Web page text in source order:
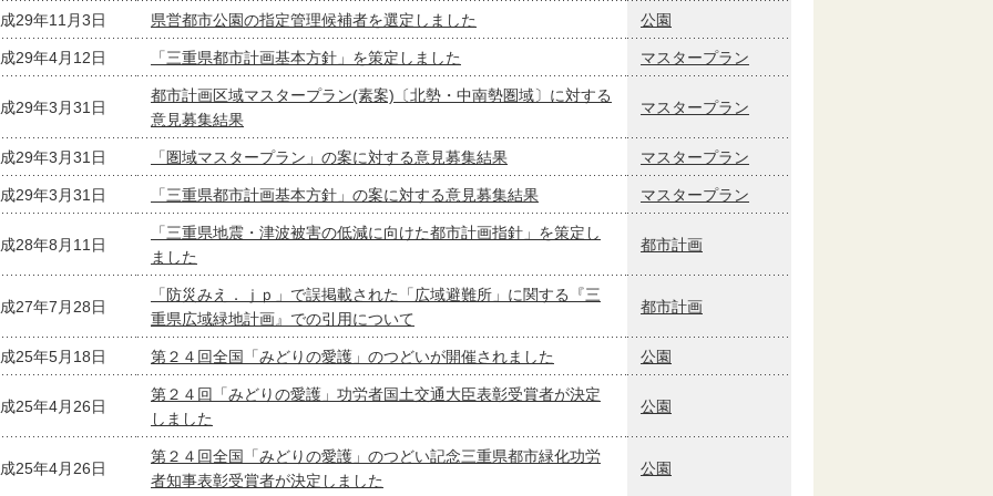
29年11月3日 県営都市公園の指定管理候補者を選定しました 公園
29年4月12日 「三重県都市計画基本方針」を策定しました マスタープラン
29年3月31日
都市計画区域マスタープラン(素案)〔北勢・中南勢圏域〕に対する
意見募集結果
マスタープラン
29年3月31日 「圏域マスタープラン」の案に対する意見募集結果 マスタープラン
29年3月31日 「三重県都市計画基本方針」の案に対する意見募集結果 マスタープラン
28年8月11日
「三重県地震・津波被害の低減に向けた都市計画指針」を策定し
ました
都市計画
27年7月28日
「防災みえ．ｊｐ」で誤掲載された「広域避難所」に関する『三
重県広域緑地計画』での引用について
都市計画
25年5月18日 第２４回全国「みどりの愛護」のつどいが開催されました 公園
25年4月26日
第２４回「みどりの愛護」功労者国土交通大臣表彰受賞者が決定
しました
公園
25年4月26日
第２４回全国「みどりの愛護」のつどい記念三重県都市緑化功労
者知事表彰受賞者が決定しました
公園